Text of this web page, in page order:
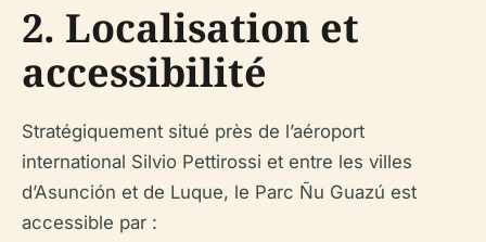
2. Localisation et
accessibilité
Stratégiquement situé près de l’aéroport
international Silvio Pettirossi et entre les villes
d’Asunción et de Luque, le Parc Ñu Guazú est
accessible par :